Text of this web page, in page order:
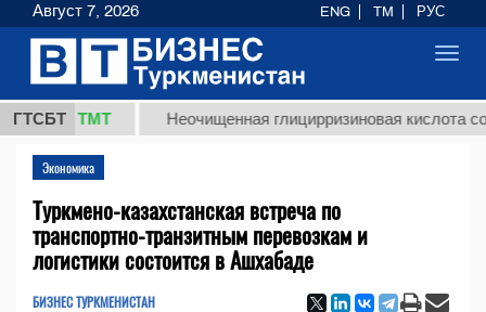
ГТСБТ
ТМТ Неочищенная глицирризиновая кислота
Экономика
Туркмено-казахстанская встреча по
транспортно-транзитным перевозкам и
логистики состоится в Ашхабаде
БИЗНЕС ТУРКМЕНИСТАН
Август 7, 2026 ENG TM РУС